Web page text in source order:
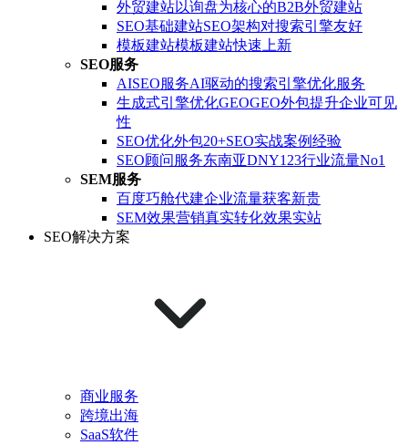
外贸建站以询盘为核心的B2B外贸建站
SEO基础建站SEO架构对搜索引擎友好
模板建站模板建站快速上新
SEO服务
AISEO服务AI驱动的搜索引擎优化服务
生成式引擎优化GEOGEO外包提升企业可见
性
SEO优化外包20+SEO实战案例经验
SEO顾问服务东南亚DNY123行业流量No1
SEM服务
百度巧舱代建企业流量获客新贵
SEM效果营销真实转化效果实站
SEO解决方案
商业服务
跨境出海
SaaS软件